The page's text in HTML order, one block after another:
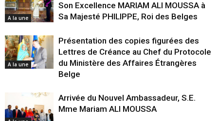
A la une
Son Excellence MARIAM ALI MOUSSA à
Sa Majesté PHILIPPE, Roi des Belges
A la une
Présentation des copies figurées des
Lettres de Créance au Chef du Protocole
du Ministère des Affaires Étrangères
Belge
Arrivée du Nouvel Ambassadeur, S.E.
Mme Mariam ALI MOUSSA